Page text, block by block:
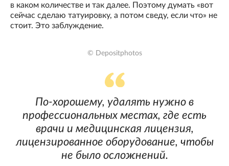
в каком количестве и так далее. Поэтому думать «вот
сейчас сделаю татуировку, а потом сведу, если что» не
стоит. Это заблуждение.
© Depositphotos
По-хорошему, удалять нужно в
профессиональных местах, где есть
врачи и медицинская лицензия,
лицензированное оборудование, чтобы
не было осложнений.